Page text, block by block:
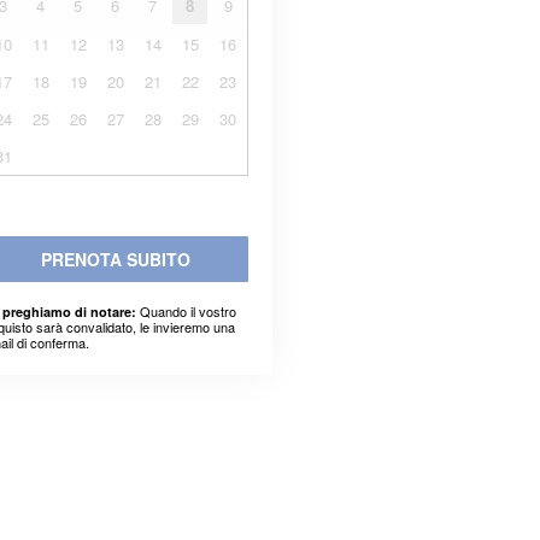
3 4 5 6 7 8
9
11 12 13 14 15
16
18 19 20 21 22
23
25 26 27 28 29
30
PRENOTA SUBITO
preghiamo di notare: Quando il vostro
sarà convalidato, le invieremo una
di conferma.